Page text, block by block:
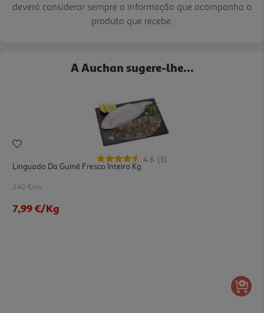
deverá considerar sempre a informação que acompanha o
produto que recebe.
A Auchan sugere-lhe...
4.6 (5)
Linguado Da Guiné Fresco Inteiro Kg
2.40 €/un
7,99 €/Kg